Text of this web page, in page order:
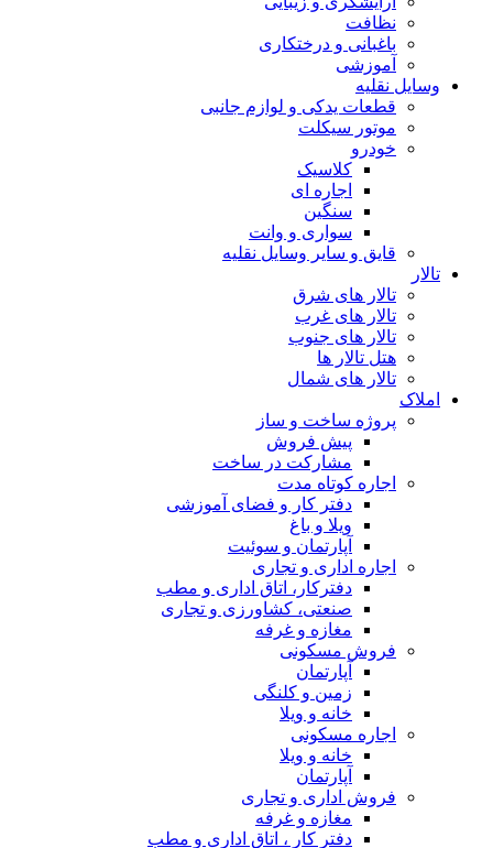
نظافت
باغبانی و درختکاری
آموزشی
وسایل نقلیه
قطعات یدکی و لوازم جانبی
موتور سیکلت
خودرو
کلاسیک
اجاره ای
سنگین
سواری و وانت
قایق و سایر وسایل نقلیه
تالار
تالار های شرق
تالار های غرب
تالار های جنوب
هتل تالار ها
تالار های شمال
املاک
پروژه ساخت و ساز
پیش فروش
مشارکت در ساخت
اجاره کوتاه مدت
دفتر کار و فضای آموزشی
ویلا و باغ
آپارتمان و سوئیت
اجاره اداری و تجاری
دفترکار، اتاق اداری و مطب
صنعتی، کشاورزی و تجاری
مغازه و غرفه
فروش مسکونی
آپارتمان
زمین و کلنگی
خانه و ویلا
اجاره مسکونی
خانه و ویلا
آپارتمان
فروش اداری و تجاری
مغازه و غرفه
دفتر کار ، اتاق اداری و مطب